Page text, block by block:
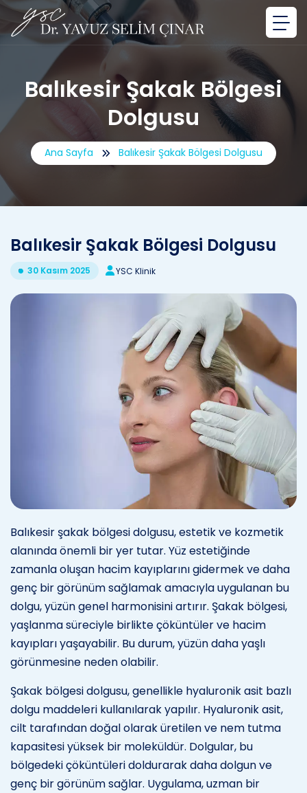
Balıkesir Şakak Bölgesi
Dolgusu
Ana Sayfa Balıkesir Şakak Bölgesi Dolgusu
Balıkesir Şakak Bölgesi Dolgusu
30 Kasım 2025 YSC Klinik
Balıkesir şakak bölgesi dolgusu, estetik ve kozmetik
alanında önemli bir yer tutar. Yüz estetiğinde
zamanla oluşan hacim kayıplarını gidermek ve daha
genç bir görünüm sağlamak amacıyla uygulanan bu
dolgu, yüzün genel harmonisini artırır. Şakak bölgesi,
yaşlanma süreciyle birlikte çöküntüler ve hacim
kayıpları yaşayabilir. Bu durum, yüzün daha yaşlı
görünmesine neden olabilir.
Şakak bölgesi dolgusu, genellikle hyaluronik asit bazlı
dolgu maddeleri kullanılarak yapılır. Hyaluronik asit,
cilt tarafından doğal olarak üretilen ve nem tutma
kapasitesi yüksek bir moleküldür. Dolgular, bu
bölgedeki çöküntüleri doldurarak daha dolgun ve
genç bir görünüm sağlar. Uygulama, uzman bir